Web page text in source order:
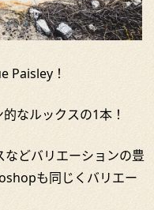
Paisley！
なルックスの1本！
どバリエーションの豊
も同じくバリエー